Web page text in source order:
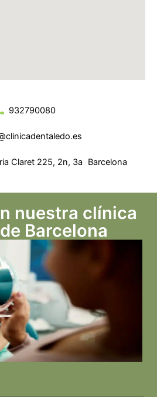
932790080
Claret 225, 2n, 3a Barcelona
nuestra clínica
Barcelona